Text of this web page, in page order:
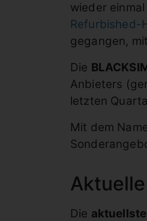
wieder einmal
Refurbished-
gegangen,
Die
Anbieters
letzten
Mit dem
Die